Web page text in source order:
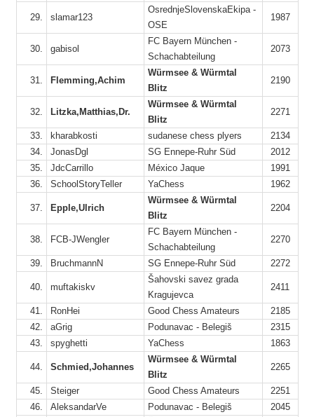
29. slamar123
OsrednjeSlovenskaEkipa -
OSE
1987
30. gabisol
FC Bayern München -
Schachabteilung
2073
31. Flemming,Achim
Würmsee & Würmtal
Blitz
2190
32. Litzka,Matthias,Dr.
Würmsee & Würmtal
Blitz
2271
33. kharabkosti sudanese chess plyers
2134
34.
JonasDgl SG Ennepe-Ruhr Süd
2012
35.
JdcCarrillo México Jaque
1991
36.
SchoolStoryTeller YaChess 1962
37. Epple,Ulrich
Würmsee & Würmtal
Blitz
2204
38. FCB-JWengler
FC Bayern München -
Schachabteilung
2270
39. BruchmannN SG Ennepe-Ruhr Süd 2272
40. muftakiskv
Šahovski savez grada
Kragujevca
2411
41. RonHei Good Chess Amateurs
2185
42.
aGrig Podunavac - Belegiš
2315
43.
spyghetti YaChess 1863
44. Schmied,Johannes
Würmsee & Würmtal
Blitz
2265
45. Steiger Good Chess Amateurs
2251
46.
AleksandarVe Podunavac - Belegiš 2045